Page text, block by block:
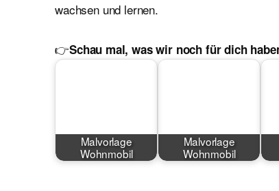
wachsen und lernen.
👉Schau mal, was wir noch für dich
Malvorlage
Wohnmobil
Malvorlage
Wohnmobil